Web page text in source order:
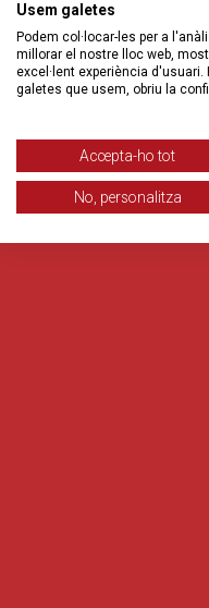
Usem galetes
Podem col·locar-les per a
millorar el nostre lloc web,
excel·lent experiència
galetes que usem, obriu la
Accepta-ho tot
No, personalitza